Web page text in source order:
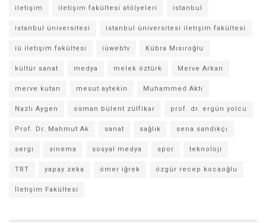
iletişim iletişim fakültesi atölyeleri istanbul
istanbul üniversitesi istanbul üniversitesi iletişim fakültesi
iü iletişim fakültesi iüwebtv Kübra Mısıroğlu
kültür sanat medya melek öztürk Merve Arkan
merve kutan mesut aytekin Muhammed Aktı
Nazlı Aygen osman bülent zülfikar prof. dr. ergün yolcu
Prof. Dr. Mahmut Ak sanat sağlık sena sandıkçı
sergi sinema sosyal medya spor teknoloji
TRT yapay zeka ömer iğrek özgür recep kocaoğlu
İletişim Fakültesi